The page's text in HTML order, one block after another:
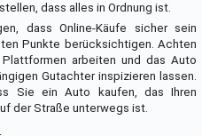
dass alles in Ordnung ist.
dass Online-Käufe sicher sein
Punkte berücksichtigen. Achten
arbeiten und das Auto
Gutachter inspizieren lassen.
Sie ein Auto kaufen, das Ihren
der Straße unterwegs ist.